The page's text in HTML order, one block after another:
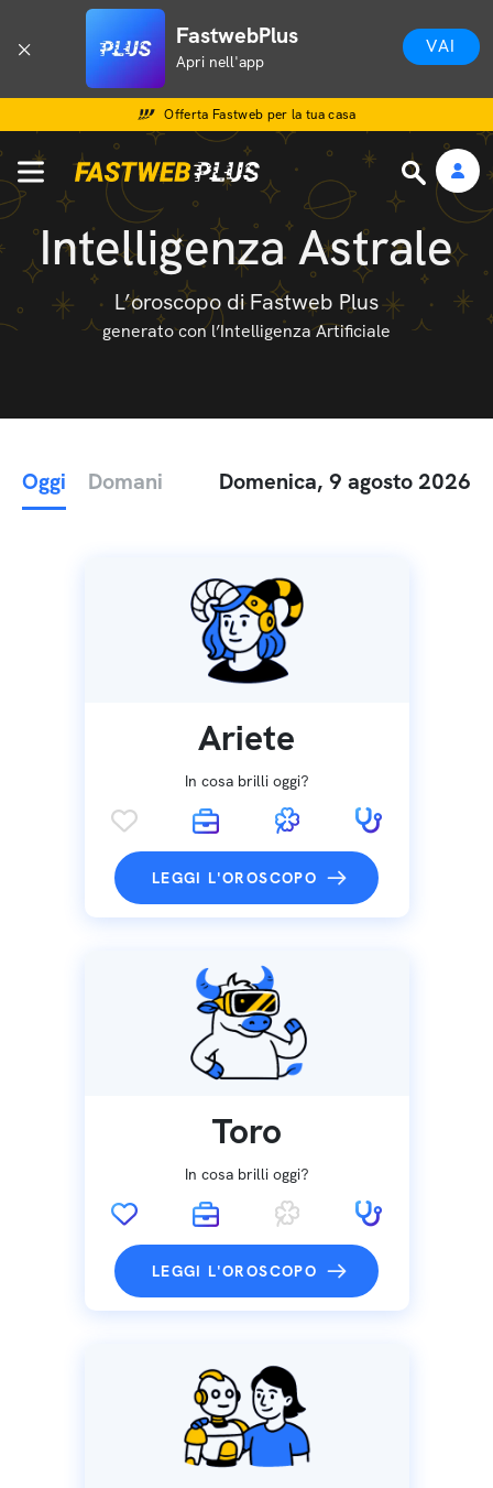
FastwebPlus
Apri nell'app
VAI
Offerta Fastweb per la tua casa
Intelligenza Astrale
L’oroscopo di Fastweb Plus
generato con l’Intelligenza Artificiale
Oggi Domani Domenica, 9 agosto 2026
Ariete
In cosa brilli oggi?
LEGGI L'OROSCOPO
Toro
In cosa brilli oggi?
LEGGI L'OROSCOPO